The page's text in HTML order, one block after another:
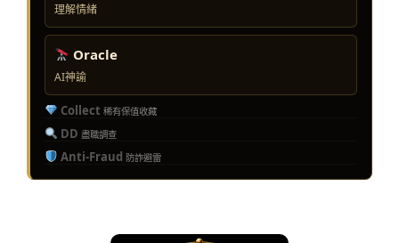
理解情緒
Oracle
AI神諭
Collect 稀有保值收藏
DD 盡職調查
Anti-Fraud 防詐避雷